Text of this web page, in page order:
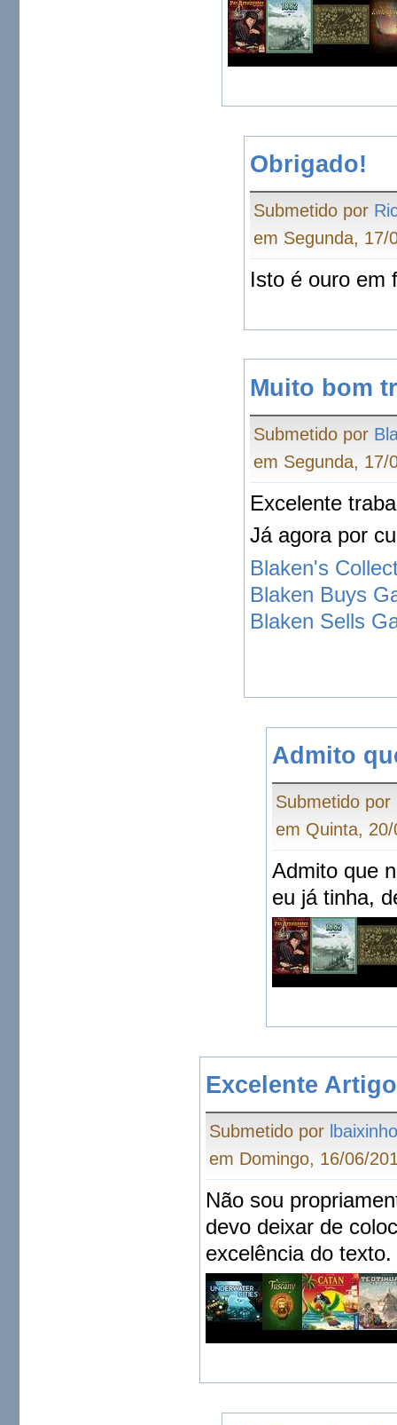
Obrigado!
Submetido por
em Segunda, 17/
Isto é ouro em
Muito bom
Submetido por
em Segunda, 17/
Excelente
Já agora por
Blaken's
Blaken Buys
Blaken Sells
Admito
Submetido por
em Quinta,
Admito que
eu já tinha,
Excelente Artigo
Submetido por
em Domingo, 16/06/
Não sou
devo deixar de
excelência do